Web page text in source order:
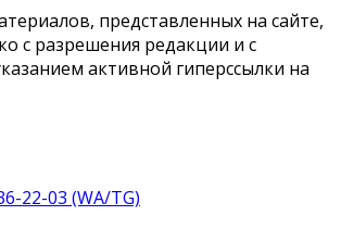
представленных на сайте,
с разрешения редакции и с
активной гиперссылки на
22-03 (WA/TG)